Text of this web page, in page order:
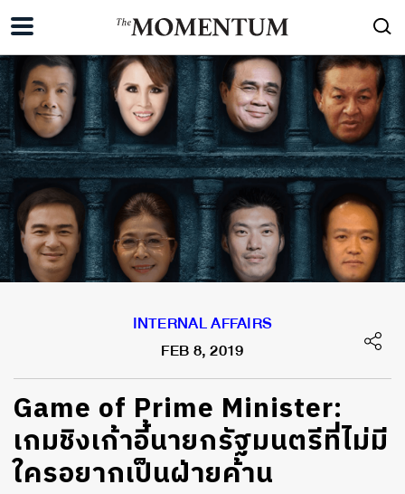
INTERNAL AFFAIRS
FEB 8, 2019
Game of Prime Minister:
เกมชิงเก้าอี้นายกรัฐมนตรีที่ไม่มี
ใครอยากเป็นฝ่ายค้าน